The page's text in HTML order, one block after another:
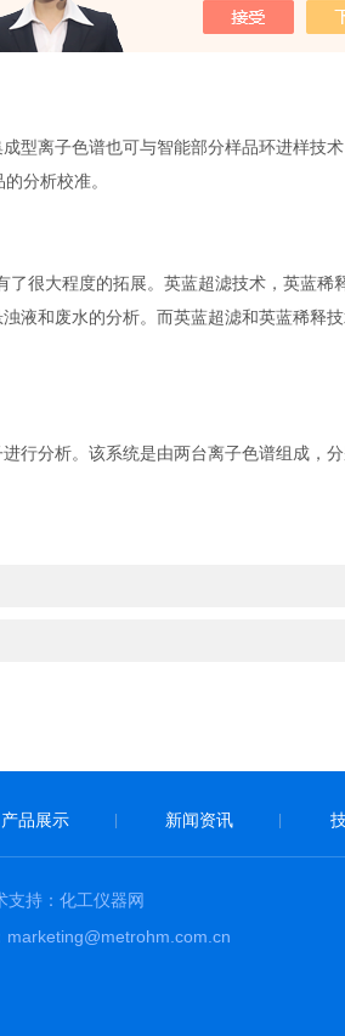
等方面进行判断，选择具有不同功能的自
型离子色谱也可与智能部分样品环进样
分析校准。
很大程度的拓展。英蓝超滤技术，英蓝
液和废水的分析。而英蓝超滤和英蓝稀释
行分析。该系统是由两台离子色谱组成，
产品展示 新闻资讯
持： 化工仪器网
marketing@metrohm.com.cn